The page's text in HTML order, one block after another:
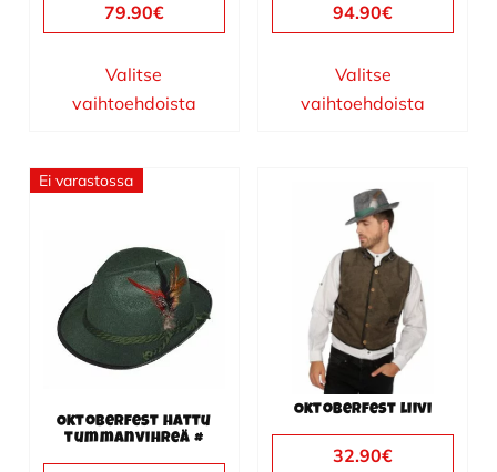
79.90€
Valitse
vaihtoehdoista
94.90€
Valitse
vaihtoehdoista
Ei varastossa
Oktoberfest hattu
tummanvihreä #
Oktoberfest liivi
32.90€
tuotteella
useampi
muunnelma.
tehdä
valinnat